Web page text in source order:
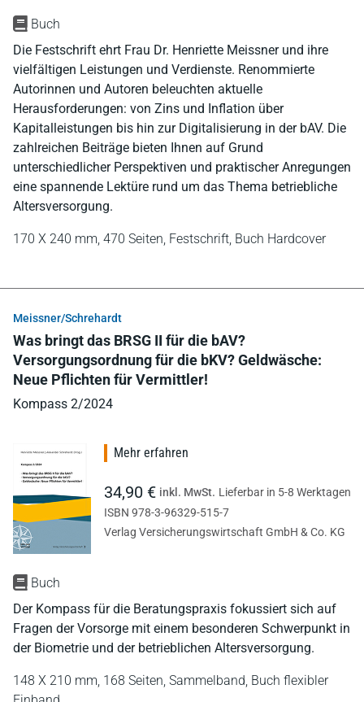
Buch
Die Festschrift ehrt Frau Dr. Henriette Meissner und ihre
vielfältigen Leistungen und Verdienste. Renommierte
Autorinnen und Autoren beleuchten aktuelle
Herausforderungen: von Zins und Inflation über
Kapitalleistungen bis hin zur Digitalisierung in der bAV. Die
zahlreichen Beiträge bieten Ihnen auf Grund
unterschiedlicher Perspektiven und praktischer Anregungen
eine spannende Lektüre rund um das Thema betriebliche
Altersversorgung.
170 X 240 mm, 470 Seiten, Festschrift, Buch Hardcover
Meissner/Schrehardt
Was bringt das BRSG II für die bAV?
Versorgungsordnung für die bKV? Geldwäsche:
Neue Pflichten für Vermittler!
Kompass 2/2024
Buch
Der Kompass für die Beratungspraxis fokussiert sich auf
Fragen der Vorsorge mit einem besonderen Schwerpunkt in
der Biometrie und der betrieblichen Altersversorgung.
148 X 210 mm, 168 Seiten, Sammelband, Buch flexibler
Mehr erfahren
34,90 € inkl. MwSt. Lieferbar in 5-8 Werktagen
ISBN 978-3-96329-515-7
Verlag Versicherungswirtschaft GmbH & Co. KG